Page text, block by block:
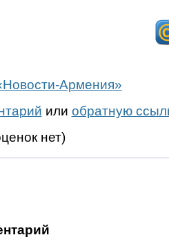
Армения»
или обратную
нет)